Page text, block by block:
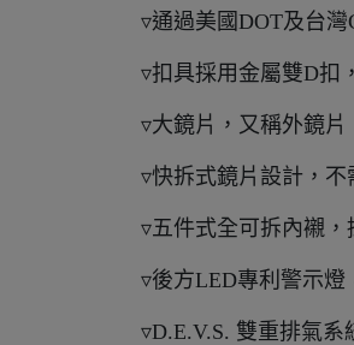
▿通過美國DOT及台
▿扣具採用金屬雙D扣
▿大鏡片，又稱外鏡
▿快拆式鏡片設計，不
▿五件式全可拆內襯
▿後方LED專利警示
▿D.E.V.S. 雙重排氣